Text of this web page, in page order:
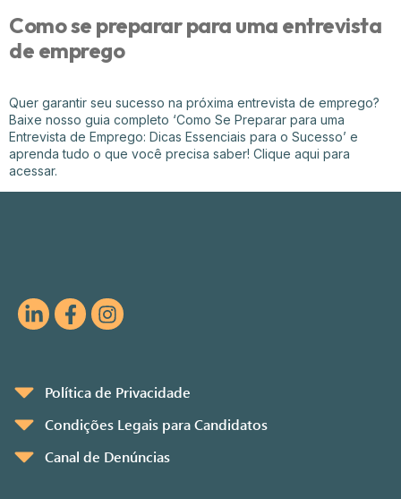
Como se preparar para uma entrevista
de emprego
Quer garantir seu sucesso na próxima entrevista de emprego?
Baixe nosso guia completo ‘Como Se Preparar para uma
Entrevista de Emprego: Dicas Essenciais para o Sucesso’ e
aprenda tudo o que você precisa saber! Clique aqui para
acessar.
Política de Privacidade
Condições Legais para Candidatos
Canal de Denúncias